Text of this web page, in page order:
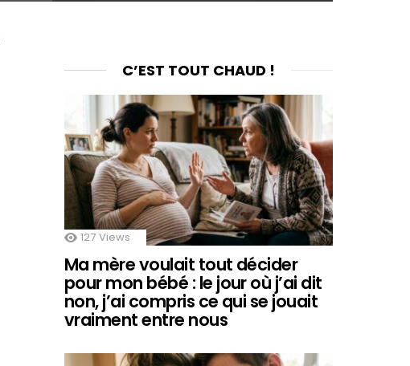
C’EST TOUT CHAUD !
127 Views
Ma mère voulait tout décider
pour mon bébé : le jour où j’ai dit
non, j’ai compris ce qui se jouait
vraiment entre nous